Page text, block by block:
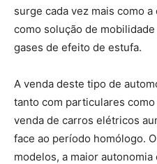
surge cada vez mais como
como solução de
gases de efeito de estufa.
A venda deste tipo de
tanto com particulares como
venda de carros elétricos
face ao período homólogo.
modelos, a maior